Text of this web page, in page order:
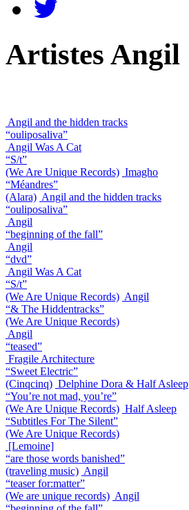
Artistes Angil
Angil and the hidden tracks
“ouliposaliva”
Angil Was A Cat
“S/t”
(We Are Unique Records) Imagho
“Méandres”
(Alara) Angil and the hidden tracks
“ouliposaliva”
Angil
“beginning of the fall”
Angil
“dvd”
Angil Was A Cat
“S/t”
(We Are Unique Records) Angil
“& The Hiddentracks”
(We Are Unique Records)
Angil
“teased”
Fragile Architecture
“Sweet Electric”
(Cinqcinq) Delphine Dora & Half Asleep
“You’re not mad, you’re”
(We Are Unique Records) Half Asleep
“Subtitles For The Silent”
(We Are Unique Records)
[Lemoine]
“are those words banished”
(traveling music) Angil
“teaser for:matter”
(We are unique records) Angil